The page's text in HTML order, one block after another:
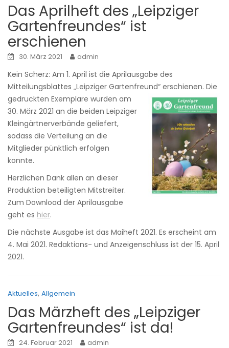
Das Aprilheft des „Leipziger
Gartenfreundes“ ist
erschienen
30. März 2021 admin
Kein Scherz: Am 1. April ist die Aprilausgabe des
Mitteilungsblattes „Leipziger Gartenfreund“ erschienen. Die
gedruckten Exemplare wurden am
30. März 2021 an die beiden Leipziger
Kleingärtnerverbände geliefert,
sodass die Verteilung an die
Mitglieder pünktlich erfolgen
konnte.
Herzlichen Dank allen an dieser
Produktion beteiligten Mitstreiter.
Zum Download der Aprilausgabe
geht es hier.
Die nächste Ausgabe ist das Maiheft 2021. Es erscheint am
4. Mai 2021. Redaktions- und Anzeigenschluss ist der 15. April
2021.
Aktuelles, Allgemein
Das Märzheft des „Leipziger
Gartenfreundes“ ist da!
24. Februar 2021 admin